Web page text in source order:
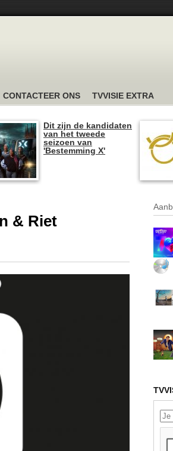
CONTACTEER ONS TVVISIE EXTRA
Dit zijn de kandidaten
van het tweede
seizoen van
'Bestemming X'
& Riet